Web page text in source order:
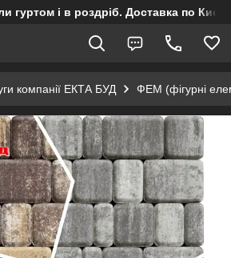
гуртом і в роздріб. Доставка по
компанії ЕКТА БУД ФЕМ (фігурні